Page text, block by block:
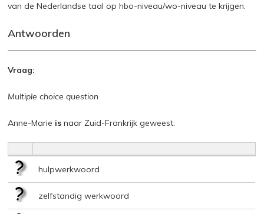
van de Nederlandse taal op hbo-niveau/wo-niveau te krijgen.
Antwoorden
Vraag:
Multiple choice question
Anne-Marie is naar Zuid-Frankrijk geweest.
hulpwerkwoord
zelfstandig werkwoord